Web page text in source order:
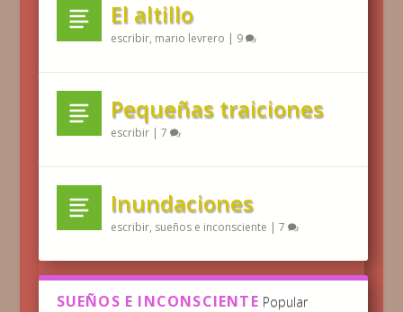
El altillo
escribir, mario levrero | 9
Pequeñas traiciones
escribir| 7
Inundaciones
escribir, sueños e inconsciente | 7
SUEÑOS E INCONSCIENTE Popular